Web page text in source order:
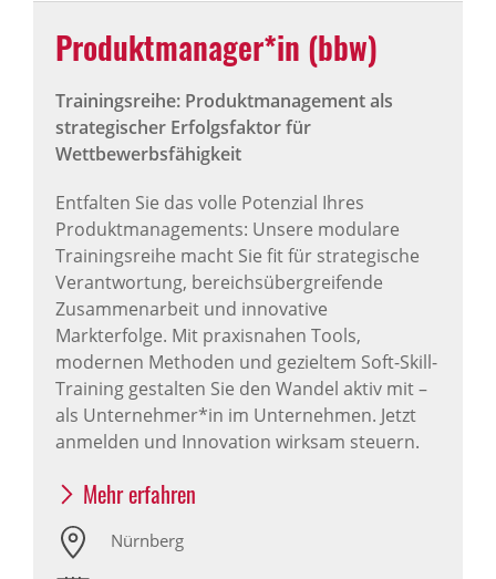
Produktmanager*in (bbw)
Trainingsreihe: Produktmanagement als
strategischer Erfolgsfaktor für
Wettbewerbsfähigkeit
Entfalten Sie das volle Potenzial Ihres
Produktmanagements: Unsere modulare
Trainingsreihe macht Sie fit für strategische
Verantwortung, bereichsübergreifende
Zusammenarbeit und innovative
Markterfolge. Mit praxisnahen Tools,
modernen Methoden und gezieltem Soft-Skill-
Training gestalten Sie den Wandel aktiv mit –
als Unternehmer*in im Unternehmen. Jetzt
anmelden und Innovation wirksam steuern.
Mehr erfahren
Nürnberg